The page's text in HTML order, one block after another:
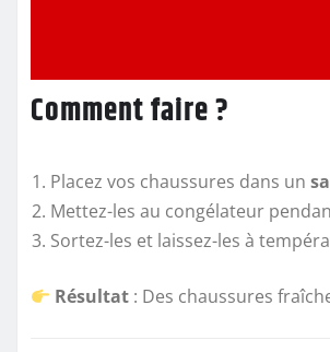
Comment faire ?
Placez vos chaussures dans un
Mettez-les au congélateur
Sortez-les et laissez-les à
Résultat : Des chaussures